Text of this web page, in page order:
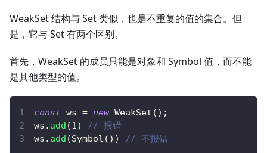
WeakSet 结构与 Set 类似，也是不重复的值的集合。但
是，它与 Set 有两个区别。
首先，WeakSet 的成员只能是对象和 Symbol 值，而不能
是其他类型的值。
const ws = new WeakSet ( ) ;
ws . add (1 )
// 报错
ws . add (Symbol ( ) ) // 不报错